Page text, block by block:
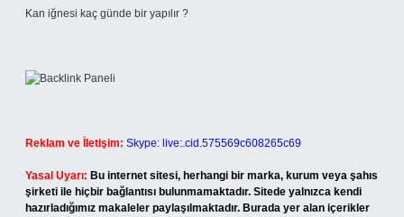
Kan iğnesi kaç günde bir yapılır ?
Reklam ve İletişim: Skype: live:.cid.575569c608265c69
Yasal Uyarı: Bu internet sitesi, herhangi bir marka, kurum veya şahıs
şirketi ile hiçbir bağlantısı bulunmamaktadır. Sitede yalnızca kendi
hazırladığımız makaleler paylaşılmaktadır. Burada yer alan içerikler